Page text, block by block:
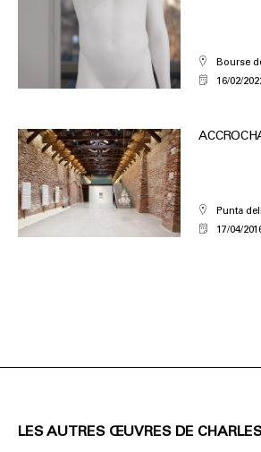
Bourse
16/02/
Punta
17/04/
LES AUTRES ŒUVRES DE